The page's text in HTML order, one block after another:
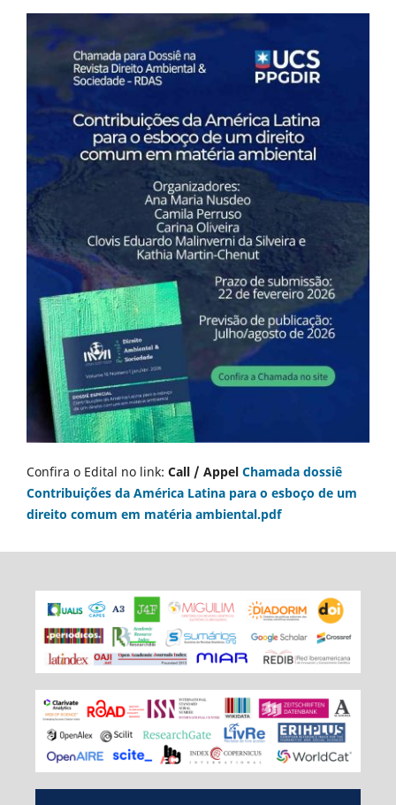
Confira o Edital no link: Call / Appel Chamada dossiê
Contribuições da América Latina para o esboço de um
direito comum em matéria ambiental.pdf